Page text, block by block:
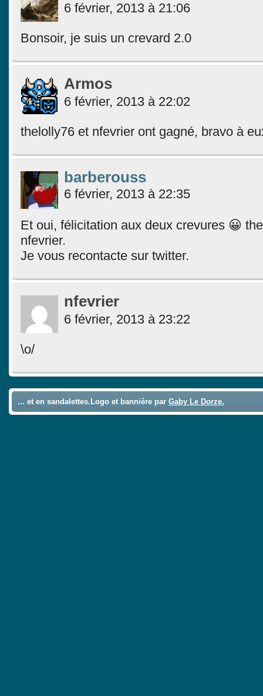
6 février, 2013 à 21:06
Bonsoir, je suis un crevard 2.0
Armos
6 février, 2013 à 22:02
thelolly76 et nfevrier ont gagné, bravo à
barberouss
6 février, 2013 à 22:35
Et oui, félicitation aux deux crevures 😀
nfevrier.
Je vous recontacte sur twitter.
nfevrier
6 février, 2013 à 23:22
\o/
... et en sandalettes.Logo et bannière par Gaby Le Dorze.